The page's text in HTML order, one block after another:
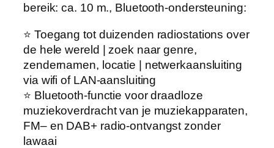
bereik: ca. 10 m., Bluetooth-ondersteuning:
⭐️ Toegang tot duizenden radiostations over
de hele wereld | zoek naar genre,
zendernamen, locatie | netwerkaansluiting
via wifi of LAN-aansluiting
⭐️ Bluetooth-functie voor draadloze
muziekoverdracht van je muziekapparaten,
FM– en DAB+ radio-ontvangst zonder
lawaai